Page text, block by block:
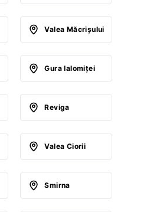
Valea Măcrişului
Gura Ialomiţei
Reviga
Valea Ciorii
Smirna